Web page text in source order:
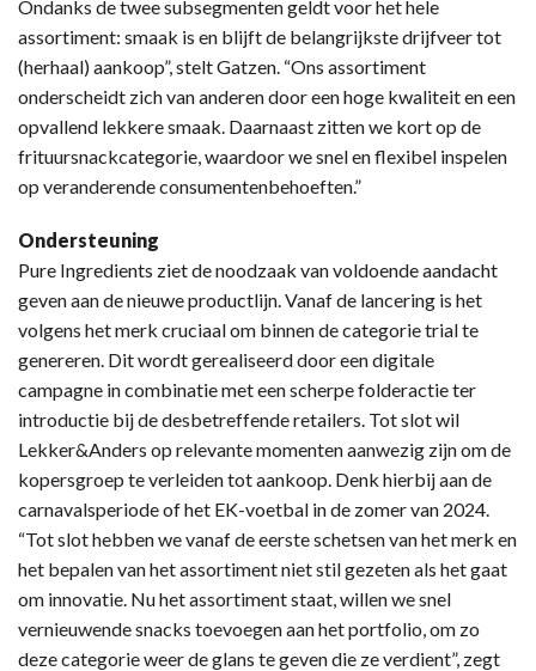
Ondanks de twee subsegmenten geldt voor het hele
assortiment: smaak is en blijft de belangrijkste drijfveer tot
(herhaal) aankoop”, stelt Gatzen. “Ons assortiment
onderscheidt zich van anderen door een hoge kwaliteit en een
opvallend lekkere smaak. Daarnaast zitten we kort op de
frituursnackcategorie, waardoor we snel en flexibel inspelen
op veranderende consumentenbehoeften.”
Ondersteuning
Pure Ingredients ziet de noodzaak van voldoende aandacht
geven aan de nieuwe productlijn. Vanaf de lancering is het
volgens het merk cruciaal om binnen de categorie trial te
genereren. Dit wordt gerealiseerd door een digitale
campagne in combinatie met een scherpe folderactie ter
introductie bij de desbetreffende retailers. Tot slot wil
Lekker&Anders op relevante momenten aanwezig zijn om de
kopersgroep te verleiden tot aankoop. Denk hierbij aan de
carnavalsperiode of het EK-voetbal in de zomer van 2024.
“Tot slot hebben we vanaf de eerste schetsen van het merk en
het bepalen van het assortiment niet stil gezeten als het gaat
om innovatie. Nu het assortiment staat, willen we snel
vernieuwende snacks toevoegen aan het portfolio, om zo
deze categorie weer de glans te geven die ze verdient”, zegt